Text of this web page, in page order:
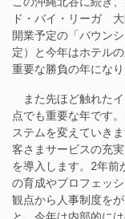
ド・バイ・リーガ
開業予定の「バウン
定）と今年はホテル
重要な勝負の年になり
また先ほど触れた
点でも重要な年です
ステムを変えていき
客さまサービスの充
を導入します。2年前
の育成やプロフェッ
観点から人事制度を
と、今年は内部的に